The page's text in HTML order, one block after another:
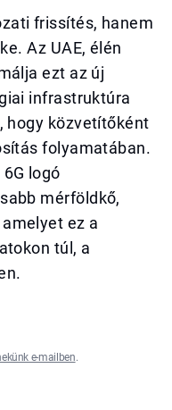
frissítés, hanem
Az UAE, élén
ezt az új
infrastruktúra
hogy közvetítőként
folyamatában.
logó
mérföldkő,
ez a
túl, a
e-mailben.